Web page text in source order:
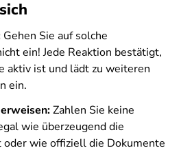
Gehen Sie auf solche
ein! Jede Reaktion bestätigt,
aktiv ist und lädt zu weiteren
ein.
Zahlen Sie keine
wie überzeugend die
oder wie offiziell die Dokumente